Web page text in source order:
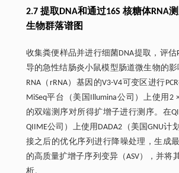
2.7 提取DNA和通过16S 核糖体RNA
生物群落谱图
收集粪便样品并进行细菌DNA提取，评估
导的急性结肠炎小鼠模型肠道微生物的影
RNA（rRNA）基因的V3-V4可变区进行
MiSeq平台（美国Illumina公司）上使用2
的双端测序对所得扩增子进行测序。在
QIIME公司）上使用DADA2（美国GNU计
接之后的优化序列进行降噪处理，生成
的高质量扩增子序列变异（ASV），并将